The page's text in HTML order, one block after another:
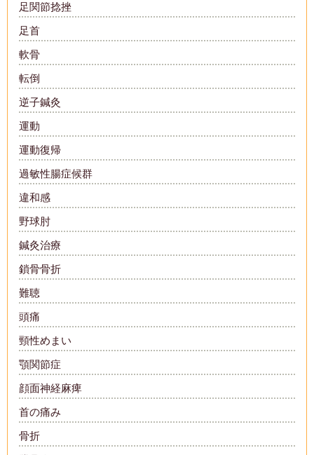
足関節捻挫
足首
軟骨
転倒
逆子鍼灸
運動
運動復帰
過敏性腸症候群
違和感
野球肘
鍼灸治療
鎖骨骨折
難聴
頭痛
頸性めまい
顎関節症
顔面神経麻痺
首の痛み
骨折